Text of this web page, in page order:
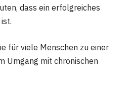
dass ein erfolgreiches
für viele Menschen zu einer
Umgang mit chronischen